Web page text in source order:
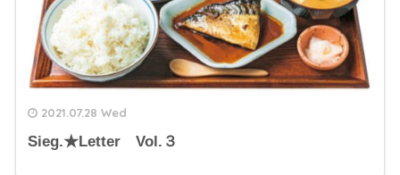
2021.07.28 Wed
Sieg.★Letter Vol.３